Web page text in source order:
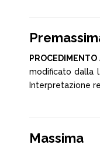
modificato dalla
Interpretazione
Massima